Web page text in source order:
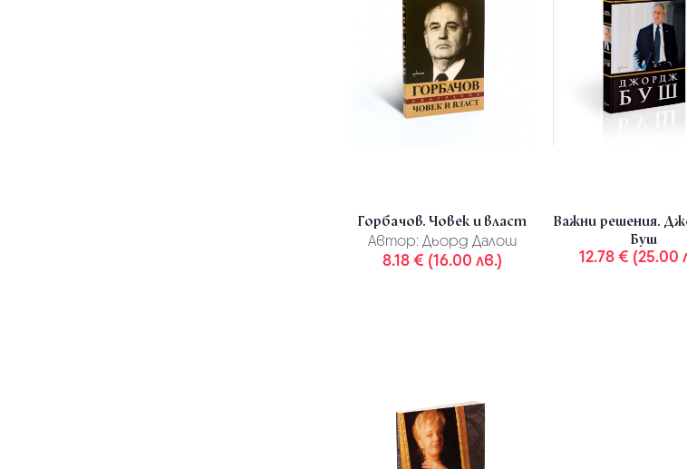
Горбачов. Човек и власт
Автор: Дьорд Далош
8.18 € (16.00 лв.)
Важни решения.
Буш
12.78 € (25.00